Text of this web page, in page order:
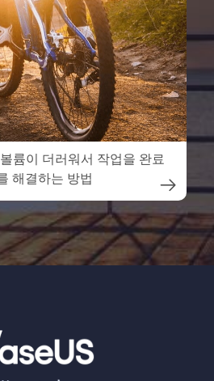
륨이 더러워서 작업을 완료
해결하는 방법
